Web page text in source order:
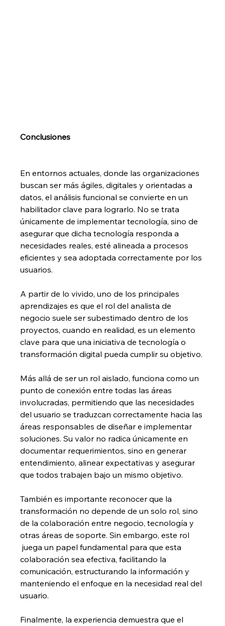
Conclusiones
En entornos actuales, donde las organizaciones
buscan ser más ágiles, digitales y orientadas a
datos, el análisis funcional se convierte en un
habilitador clave para lograrlo. No se trata
únicamente de implementar tecnología, sino de
asegurar que dicha tecnología responda a
necesidades reales, esté alineada a procesos
eficientes y sea adoptada correctamente por los
usuarios.
A partir de lo vivido, uno de los principales
aprendizajes es que el rol del analista de
negocio suele ser subestimado dentro de los
proyectos, cuando en realidad, es un elemento
clave para que una iniciativa de tecnología o
transformación digital pueda cumplir su objetivo.
Más allá de ser un rol aislado, funciona como un
punto de conexión entre todas las áreas
involucradas, permitiendo que las necesidades
del usuario se traduzcan correctamente hacia las
áreas responsables de diseñar e implementar
soluciones. Su valor no radica únicamente en
documentar requerimientos, sino en generar
entendimiento, alinear expectativas y asegurar
que todos trabajen bajo un mismo objetivo.
También es importante reconocer que la
transformación no depende de un solo rol, sino
de la colaboración entre negocio, tecnología y
otras áreas de soporte. Sin embargo, este rol
juega un papel fundamental para que esta
colaboración sea efectiva, facilitando la
comunicación, estructurando la información y
manteniendo el enfoque en la necesidad real del
usuario.
Finalmente, la experiencia demuestra que el